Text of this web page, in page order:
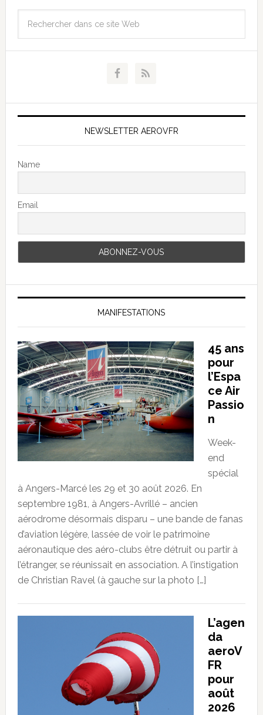
NEWSLETTER AEROVFR
Name
Email
MANIFESTATIONS
45 ans
pour
l’Espa
ce Air
Passio
n
Week-
end
spécial
à Angers-Marcé les 29 et 30 août 2026. En
septembre 1981, à Angers-Avrillé – ancien
aérodrome désormais disparu – une bande de fanas
d’aviation légère, lassée de voir le patrimoine
aéronautique des aéro-clubs être détruit ou partir à
l’étranger, se réunissait en association. A l’instigation
de Christian Ravel (à gauche sur la photo […]
L’agen
da
aeroV
FR
pour
août
2026